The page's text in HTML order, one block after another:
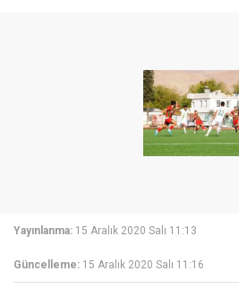
Yayınlanma: 15 Aralık 2020 Salı 11:13
Güncelleme: 15 Aralık 2020 Salı 11:16